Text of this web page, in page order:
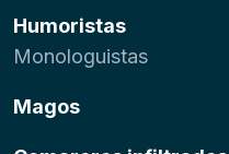
Humoristas
Monologuistas
Magos